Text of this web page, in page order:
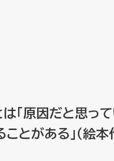
「原因だと思っ
とがある」（絵